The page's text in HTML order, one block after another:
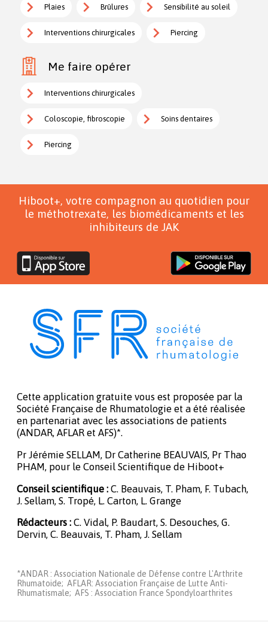
Plaies Brûlures Sensibilité au soleil
Interventions chirurgicales Piercing
Me faire opérer
Interventions chirurgicales
Coloscopie, fibroscopie Soins dentaires
Piercing
Hiboot+, votre compagnon au quotidien pour
le méthotrexate, les biomédicaments et les
inhibiteurs de JAK
Cette application gratuite vous est proposée par la
Société Française de Rhumatologie et a été réalisée
en partenariat avec les associations de patients
(ANDAR, AFLAR et AFS)*.
Pr Jérémie SELLAM, Dr Catherine BEAUVAIS, Pr Thao
PHAM, pour le Conseil Scientifique de Hiboot+
Conseil scientifique : C. Beauvais, T. Pham, F. Tubach,
J. Sellam, S. Tropé, L. Carton, L. Grange
Rédacteurs : C. Vidal, P. Baudart, S. Desouches, G.
Dervin, C. Beauvais, T. Pham, J. Sellam
*ANDAR : Association Nationale de Défense contre L'Arthrite
Rhumatoide; AFLAR: Association Française de Lutte Anti-
Rhumatismale; AFS : Association France Spondyloarthrites